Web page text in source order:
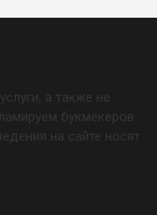
а также не
букмекеров
на сайте носят